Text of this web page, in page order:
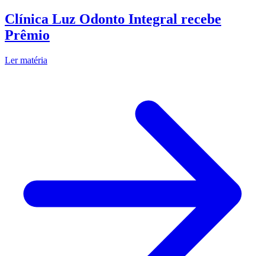
Clínica Luz Odonto Integral recebe
Prêmio
Ler matéria